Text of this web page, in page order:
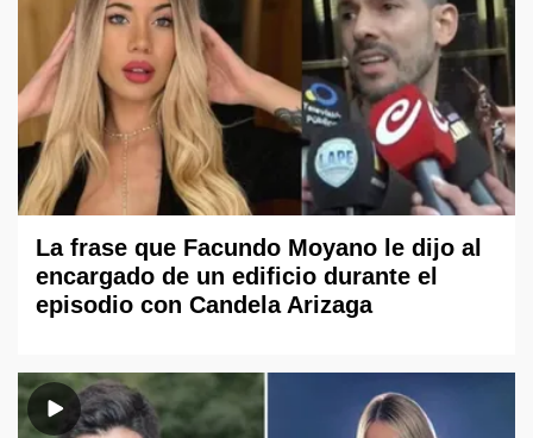
La frase que Facundo Moyano le dijo al
encargado de un edificio durante el
episodio con Candela Arizaga